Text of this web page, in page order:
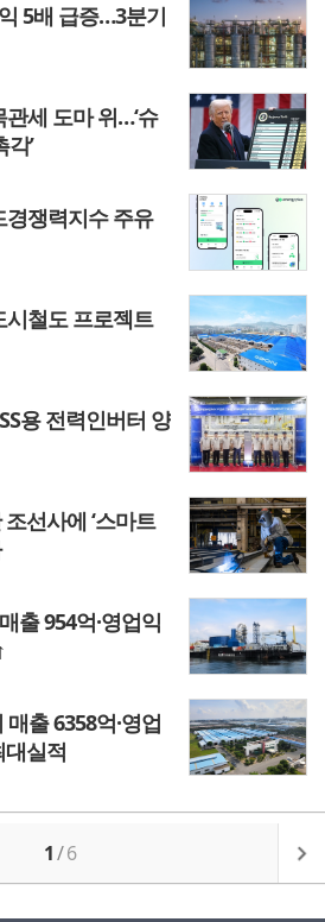
5배 급증…3분기
세 도마 위…‘슈
’
경쟁력지수 주유
시철도 프로젝트
용 전력인버터 양
선사에 ‘스마트
출 954억·영업익
출 6358억·영업
실적
1/6